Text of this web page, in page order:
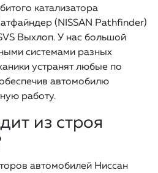
катализатора
(NISSAN Pathfinder)
Выхлоп. У нас большой
системами разных
устранят любые по
автомобилю
работу.
из строя
автомобилей Ниссан